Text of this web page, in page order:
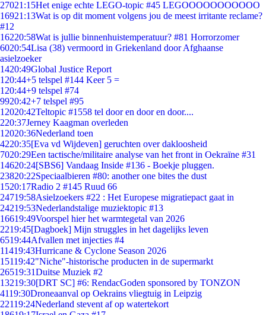
27021:15Het enige echte LEGO-topic #45 LEGOOOOOOOOOOO
16921:13Wat is op dit moment volgens jou de meest irritante reclame?
#12
16220:58Wat is jullie binnenhuistemperatuur? #81 Horrorzomer
6020:54Lisa (38) vermoord in Griekenland door Afghaanse
asielzoeker
1420:49Global Justice Report
1 20:44+5 telspel #144 Keer 5 =
1 20:44+9 telspel #74
9920:42+7 telspel #95
12020:42Teltopic #1558 tel door en door en door....
220:37Jerney Kaagman overleden
12020:36Nederland toen
4220:35[Eva vd Wijdeven] geruchten over dakloosheid
7020:29Een tactische/militaire analyse van het front in Oekraïne #31
14620:24[SBS6] Vandaag Inside #136 - Boekje pluggen.
23820:22Speciaalbieren #80: another one bites the dust
1520:17Radio 2 #145 Ruud 66
24719:58Asielzoekers #22 : Het Europese migratiepact gaat in
24219:53Nederlandstalige muziektopic #13
16619:49Voorspel hier het warmtegetal van 2026
2219:45[Dagboek] Mijn struggles in het dagelijks leven
6519:44Afvallen met injecties #4
11419:43Hurricane & Cyclone Season 2026
15119:42"Niche"-historische producten in de supermarkt
26519:31Duitse Muziek #2
13219:30[DRT SC] #6: RendacGoden sponsored by TONZON
4119:30Droneaanval op Oekrains vliegtuig in Leipzig
22119:24Nederland stevent af op watertekort